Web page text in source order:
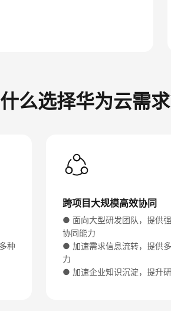
么选择华为云需
种
跨项目大规模高效协同
● 面向大型研发团队，提供
协同能力
● 加速需求信息流转，提供
力
● 加速企业知识沉淀，提升